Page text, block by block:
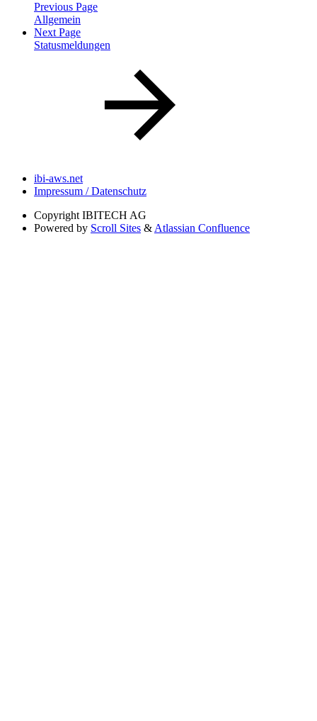
Previous Page
Allgemein
Next Page
Statusmeldungen
ibi-aws.net
Impressum / Datenschutz
Copyright IBITECH AG
Powered by Scroll Sites & Atlassian Confluence